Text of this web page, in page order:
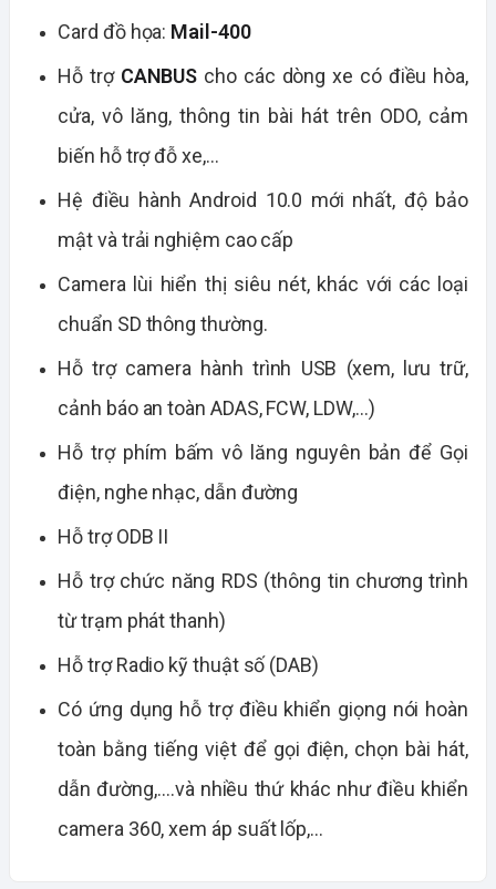
Card đồ họa: Mail-400
Hỗ trợ CANBUS cho các dòng xe có điều hòa,
cửa, vô lăng, thông tin bài hát trên ODO, cảm
biến hỗ trợ đỗ xe,…
Hệ điều hành Android 10.0 mới nhất, độ bảo
mật và trải nghiệm cao cấp
Camera lùi hiển thị siêu nét, khác với các loại
chuẩn SD thông thường.
Hỗ trợ camera hành trình USB (xem, lưu trữ,
cảnh báo an toàn ADAS, FCW, LDW,…)
Hỗ trợ phím bấm vô lăng nguyên bản để Gọi
điện, nghe nhạc, dẫn đường
Hỗ trợ ODB II
Hỗ trợ chức năng RDS (thông tin chương trình
từ trạm phát thanh)
Hỗ trợ Radio kỹ thuật số (DAB)
Có ứng dụng hỗ trợ điều khiển giọng nói hoàn
toàn bằng tiếng việt để gọi điện, chọn bài hát,
dẫn đường,….và nhiều thứ khác như điều khiển
camera 360, xem áp suất lốp,…